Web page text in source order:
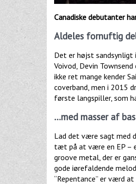
Canadiske debutanter
Aldeles fornuftig
Det er højst sandsynligt
Voivod, Devin
ikke ret mange kender
coverband, men i 2015
første langspiller, som
…med masser af
Lad det være sagt med
tæt på at være en EP –
groove metal, der er
gode iørefaldende
“Repentance” er værd